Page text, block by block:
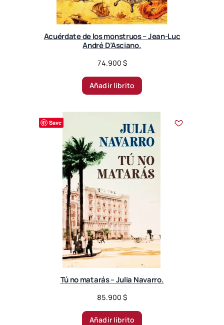
Acuérdate de los monstruos – Jean-Luc
André D’Asciano.
74.900 $
Añadir librito
Save
Tú no matarás – Julia Navarro.
85.900 $
Añadir librito